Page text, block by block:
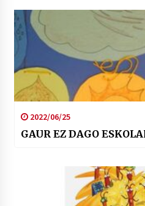
2022/06/25
GAUR EZ DAGO